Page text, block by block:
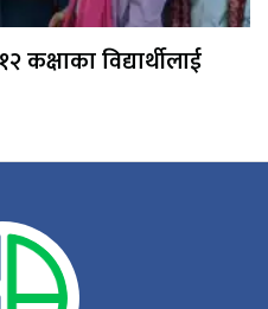
विद्यार्थीलाई